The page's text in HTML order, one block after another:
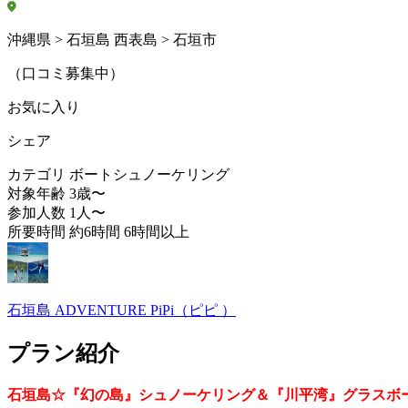
沖縄県 > 石垣島 西表島 > 石垣市
（口コミ募集中）
お気に入り
シェア
カテゴリ ボートシュノーケリング
対象年齢 3歳〜
参加人数 1人〜
所要時間 約6時間 6時間以上
石垣島 ADVENTURE PiPi（ピピ ）
プラン紹介
石垣島☆『幻の島』シュノーケリング＆『川平湾』グラスボ